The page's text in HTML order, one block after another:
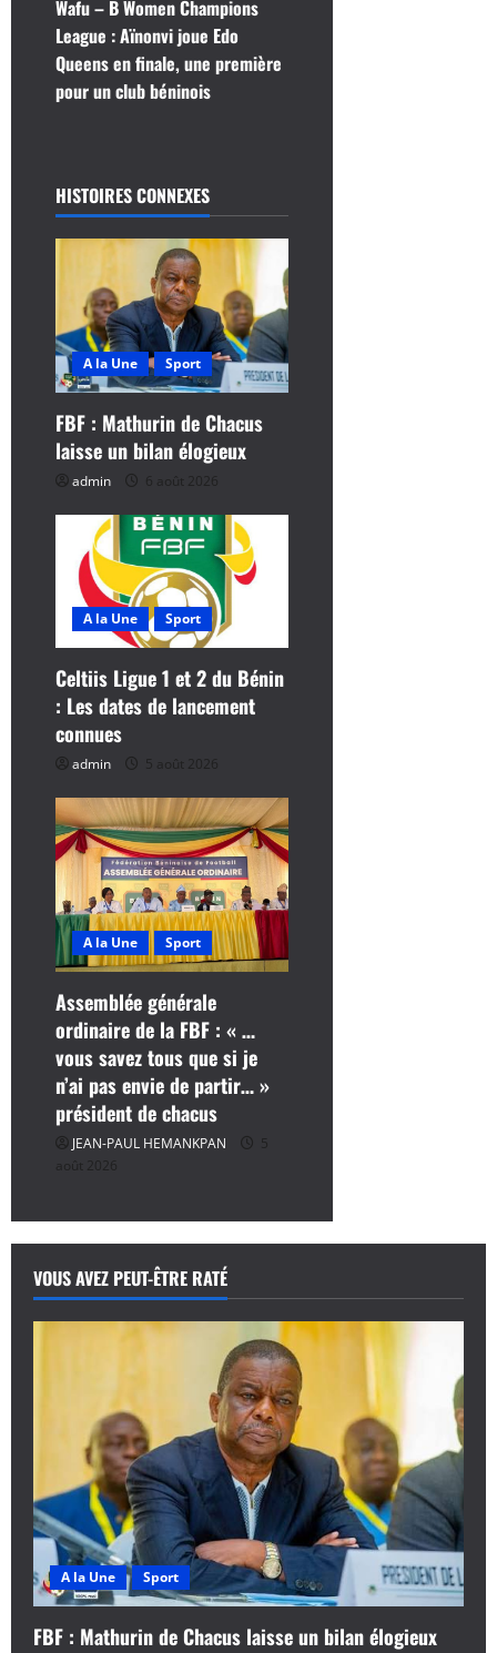
g
a
i
o
n
d
’
a
r
t
l
e
Wafu – B Women Champions
League : Aïnonvi joue Edo
Queens en finale, une première
pour un club béninois
HISTOIRES CONNEXES
A la Une Sport
FBF : Mathurin de Chacus
laisse un bilan élogieux
admin 6 août 2026
A la Une Sport
Celtiis Ligue 1 et 2 du Bénin
: Les dates de lancement
connues
admin 5 août 2026
A la Une Sport
Assemblée générale
ordinaire de la FBF : « …
vous savez tous que si je
n’ai pas envie de partir… »
président de chacus
JEAN-PAUL HEMANKPAN
5
août 2026
VOUS AVEZ PEUT-ÊTRE RATÉ
A la Une Sport
FBF : Mathurin de Chacus laisse un bilan élogieux